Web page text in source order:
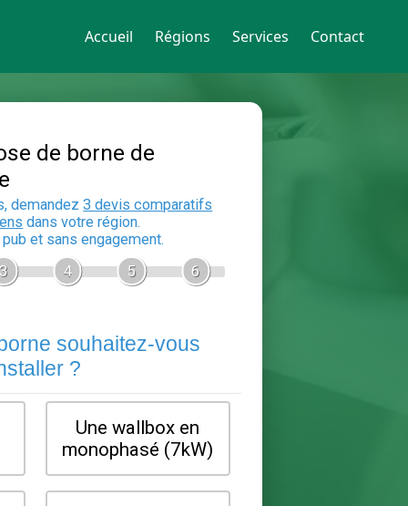
Accueil Régions Services Contact
recharge
En 5 minutes, demandez
auxelectriciensdans votre région.
Gratuit, sans pub et sans engagement.
Quel type de borne souhaitez-
installer ?